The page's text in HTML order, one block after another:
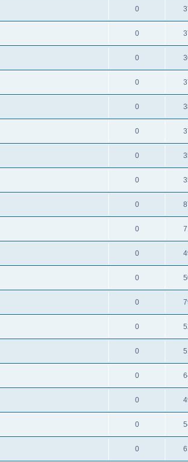
0
0
0
0
0
0
0
0
0
0
0
0
0
0
0
0
0
0
0